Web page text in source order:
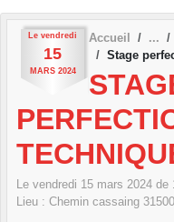
Le vendredi
15
MARS 2024
Accueil
Stage
Le vendredi 15 mars 2024 de
Lieu : Chemin cassaing 31500